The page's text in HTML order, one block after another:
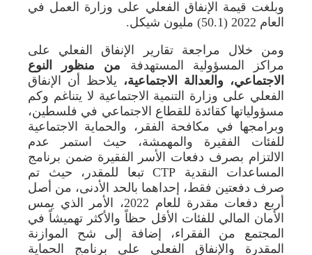
وبلغت قيمة الإنفاق الفعلي على وزارة العمل في
العام 2022 (50.1) مليون شيكل.
ومن خلال مراجعة تقارير الإنفاق الفعلي على
مراكز المسؤولية المستهدفة من منظور النوع
الاجتماعي، والعدالة الاجتماعية، يلاحظ أن الإنفاق
الفعلي على وزارة التنمية الاجتماعية لا يتناغم وكم
مسؤولياتها كقائدة للقطاع الاجتماعي في فلسطين،
وبرامجها في مكافحة الفقر، والحماية الاجتماعية
للفئات الفقيرة والمهمشة، حيث استمر عدم
الالتزام بصرف دفعات الأسر الفقيرة ضمن برنامج
المساعدات النقدية CTP تبعا للمقدر، حيث تم
صرف دفعتين فقط، إحداهما بالحد الأدنى، من أصل
أربع دفعات مقدرة للعام 2022، الأمر الذي يمس
الأمان المالي للفئات الأقل حظاً والأكثر تهميشاً في
المجتمع من الفقراء، إضافة إلى شح الموازنة
المقدرة والإنفاق الفعلي على برنامج الحماية